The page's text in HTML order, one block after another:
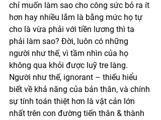
chỉ muốn làm sao cho công sức bỏ ra ít
hơn hay nhiều lắm là bằng mức họ tự
cho là vừa phải với tiền lương thì ta
phải làm sao? Đời, luôn có những
người như thế, vì tầm nhìn của họ
không qua khỏi được luỹ tre làng.
Người như thế, ignorant – thiếu hiểu
biết về khả năng của bản thân, và chính
sự tính toán thiệt hơn là vật cản lớn
nhất trên con đường tiến thân & thành